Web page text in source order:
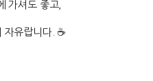
가셔도 좋고,
자유랍니다. ☕